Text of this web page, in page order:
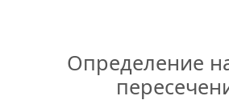
Определение